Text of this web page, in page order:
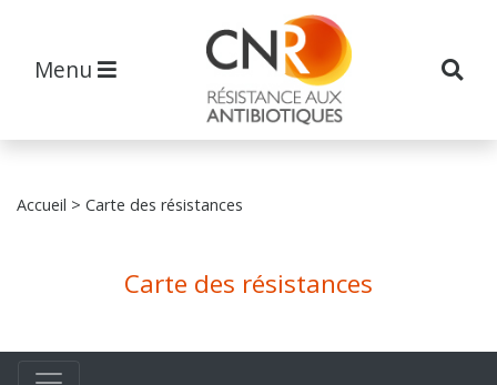
Menu
Accueil > Carte des résistances
Carte des résistances